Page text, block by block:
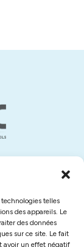
telles
des appareils. Le
des données
sur ce site. Le fait
avoir un effet négatif